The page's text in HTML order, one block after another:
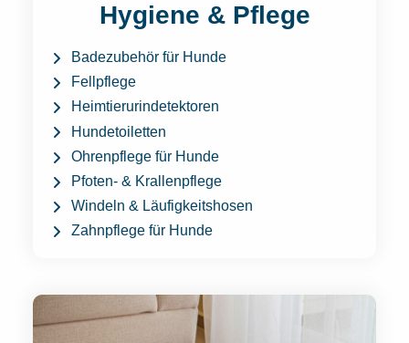
Hygiene & Pflege
Badezubehör für Hunde
Fellpflege
Heimtierurindetektoren
Hundetoiletten
Ohrenpflege für Hunde
Pfoten- & Krallenpflege
Windeln & Läufigkeitshosen
Zahnpflege für Hunde